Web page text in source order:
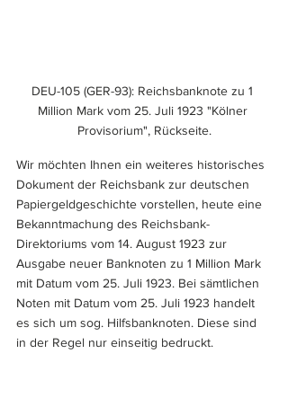
DEU-105 (GER-93): Reichsbanknote zu 1
Million Mark vom 25. Juli 1923 "Kölner
Provisorium", Rückseite.
Wir möchten Ihnen ein weiteres historisches
Dokument der Reichsbank zur deutschen
Papiergeldgeschichte vorstellen, heute eine
Bekanntmachung des Reichsbank-
Direktoriums vom 14. August 1923 zur
Ausgabe neuer Banknoten zu 1 Million Mark
mit Datum vom 25. Juli 1923. Bei sämtlichen
Noten mit Datum vom 25. Juli 1923 handelt
es sich um sog. Hilfsbanknoten. Diese sind
in der Regel nur einseitig bedruckt.